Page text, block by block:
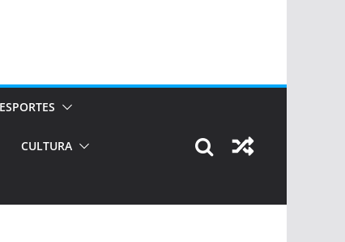
ESPORTES
CULTURA